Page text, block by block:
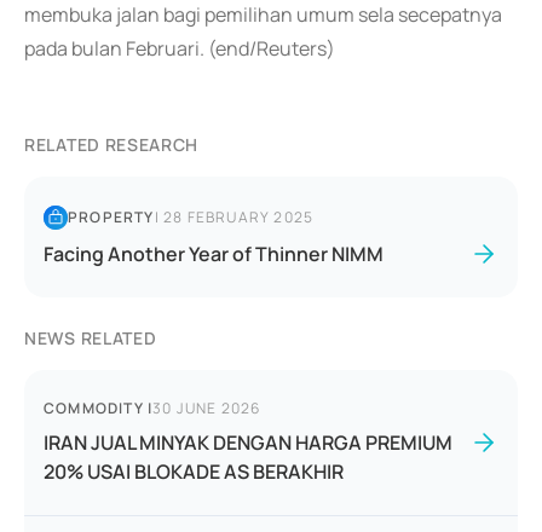
membuka jalan bagi pemilihan umum sela secepatnya
pada bulan Februari. (end/Reuters)
RELATED RESEARCH
PROPERTY|28 FEBRUARY 2025
Facing Another Year of Thinner NIMM
NEWS RELATED
COMMODITY |30 JUNE 2026
IRAN JUAL MINYAK DENGAN HARGA PREMIUM
20% USAI BLOKADE AS BERAKHIR